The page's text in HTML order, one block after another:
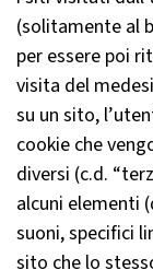
(solitamente al
per essere poi
visita del
su un sito,
cookie che
diversi (c.d.
alcuni elementi
suoni, specifici
sito che lo